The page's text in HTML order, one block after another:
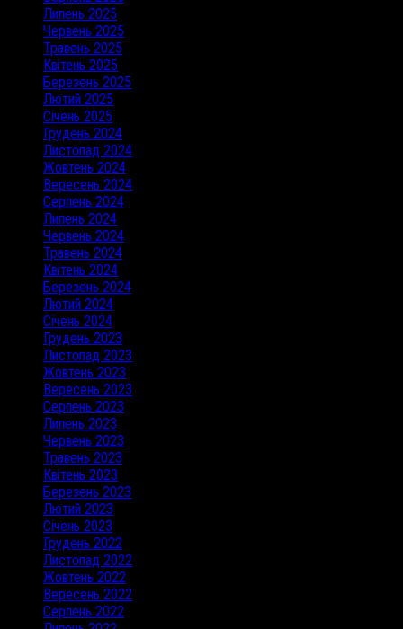
Липень 2025
Червень 2025
Травень 2025
Квітень 2025
Березень 2025
Лютий 2025
Січень 2025
Грудень 2024
Листопад 2024
Жовтень 2024
Вересень 2024
Серпень 2024
Липень 2024
Червень 2024
Травень 2024
Квітень 2024
Березень 2024
Лютий 2024
Січень 2024
Грудень 2023
Листопад 2023
Жовтень 2023
Вересень 2023
Серпень 2023
Липень 2023
Червень 2023
Травень 2023
Квітень 2023
Березень 2023
Лютий 2023
Січень 2023
Грудень 2022
Листопад 2022
Жовтень 2022
Вересень 2022
Серпень 2022